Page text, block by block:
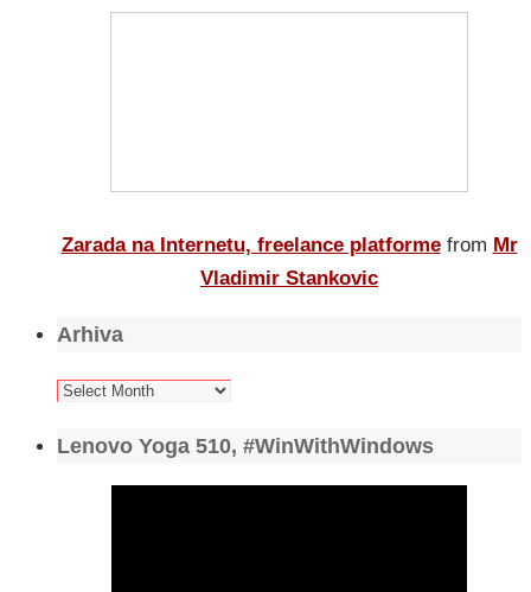
Zarada na Internetu, freelance platforme from Mr
Vladimir Stankovic
Arhiva
Arhiva
Lenovo Yoga 510, #WinWithWindows